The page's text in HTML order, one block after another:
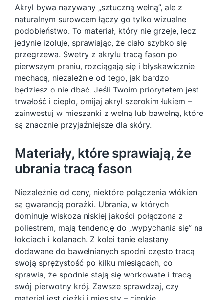
Akryl bywa nazywany „sztuczną wełną”, ale z
naturalnym surowcem łączy go tylko wizualne
podobieństwo. To materiał, który nie grzeje, lecz
jedynie izoluje, sprawiając, że ciało szybko się
przegrzewa. Swetry z akrylu tracą fason po
pierwszym praniu, rozciągają się i błyskawicznie
mechacą, niezależnie od tego, jak bardzo
będziesz o nie dbać. Jeśli Twoim priorytetem jest
trwałość i ciepło, omijaj akryl szerokim łukiem –
zainwestuj w mieszanki z wełną lub bawełną, które
są znacznie przyjaźniejsze dla skóry.
Materiały, które sprawiają, że
ubrania tracą fason
Niezależnie od ceny, niektóre połączenia włókien
są gwarancją porażki. Ubrania, w których
dominuje wiskoza niskiej jakości połączona z
poliestrem, mają tendencję do „wypychania się” na
łokciach i kolanach. Z kolei tanie elastany
dodawane do bawełnianych spodni często tracą
swoją sprężystość po kilku miesiącach, co
sprawia, że spodnie stają się workowate i tracą
swój pierwotny krój. Zawsze sprawdzaj, czy